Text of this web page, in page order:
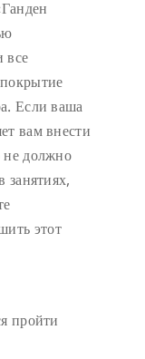
все
Если ваша
вам внести
не должно
занятиях,
этот
пройти